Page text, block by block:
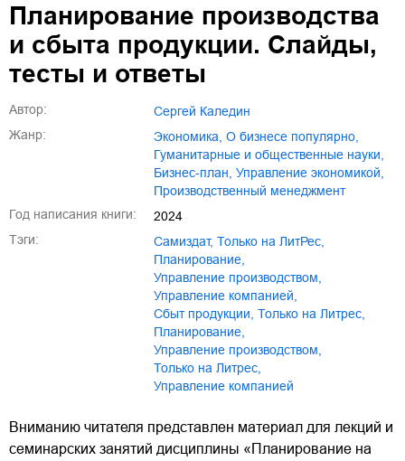
Планирование производства
и сбыта продукции. Слайды,
тесты и ответы
Автор:
Сергей Каледин
Жанр:
экономика о бизнесе популярно
гуманитарные и общественные науки
бизнес-план
управление экономикой
производственный менеджмент
Год написания книги:
2024
Тэги:
Самиздат, только на ЛитРес
планирование
управление производством
управление компанией
сбыт продукции
только на Литрес
Планирование
Управление производством
Только на Литрес
Управление компанией
Вниманию читателя представлен материал для лекций и
семинарских занятий дисциплины «Планирование на